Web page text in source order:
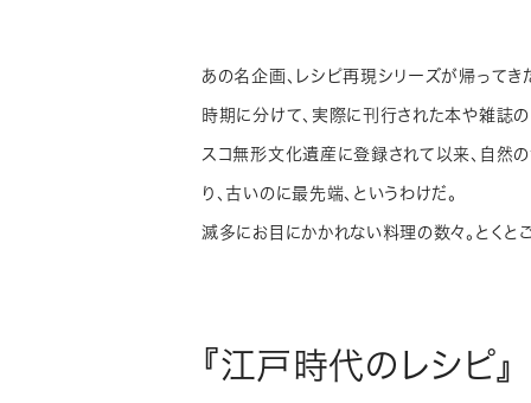
あの名企画、レシピ再現シリーズが帰ってき
時期に分けて、実際に刊行された本や雑誌
スコ無形文化遺産に登録されて以来、自然
り、古いのに最先端、というわけだ。
滅多にお目にかかれない料理の数々。とくと
『江戸時代のレシピ』